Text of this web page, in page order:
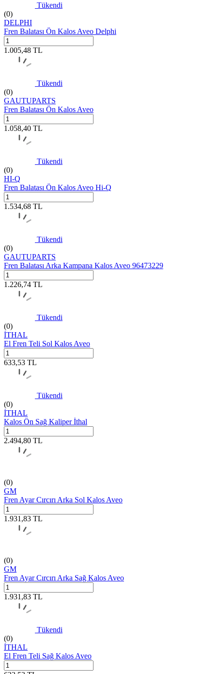
Tükendi
(0)
DELPHI
Fren Balatası Ön Kalos Aveo Delphi
1.005,48 TL
Tükendi
(0)
GAUTUPARTS
Fren Balatası Ön Kalos Aveo
1.058,40 TL
Tükendi
(0)
HI-Q
Fren Balatası Ön Kalos Aveo Hi-Q
1.534,68 TL
Tükendi
(0)
GAUTUPARTS
Fren Balatası Arka Kampana Kalos Aveo 96473229
1.226,74 TL
Tükendi
(0)
İTHAL
El Fren Teli Sol Kalos Aveo
633,53 TL
Tükendi
(0)
İTHAL
Kalos Ön Sağ Kaliper İthal
2.494,80 TL
(0)
GM
Fren Ayar Cırcırı Arka Sol Kalos Aveo
1.931,83 TL
(0)
GM
Fren Ayar Cırcırı Arka Sağ Kalos Aveo
1.931,83 TL
Tükendi
(0)
İTHAL
El Fren Teli Sağ Kalos Aveo